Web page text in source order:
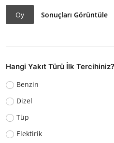
Oy Sonuçları Görüntüle
Hangi Yakıt Türü İlk Tercihiniz?
Benzin
Dizel
Tüp
Elektirik